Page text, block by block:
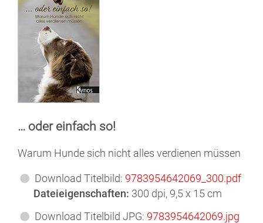
… oder einfach so!
Warum Hunde sich nicht alles verdienen müssen
Download Titelbild: 9783954642069_300.pdf
Dateieigenschaften: 300 dpi, 9,5 x 15 cm
Download Titelbild JPG: 9783954642069.jpg